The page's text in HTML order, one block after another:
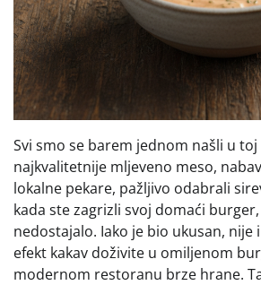
Svi smo se barem jednom našli u
najkvalitetnije mljeveno meso,
lokalne pekare, pažljivo odabrali
kada ste zagrizli svoj domaći
nedostajalo. Iako je bio ukusan, nije
efekt kakav doživite u omiljenom
modernom restoranu brze hrane.